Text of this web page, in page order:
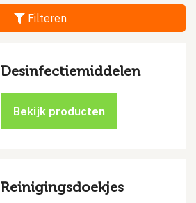
Filteren
Desinfectiemiddelen
Reinigingsdoekjes